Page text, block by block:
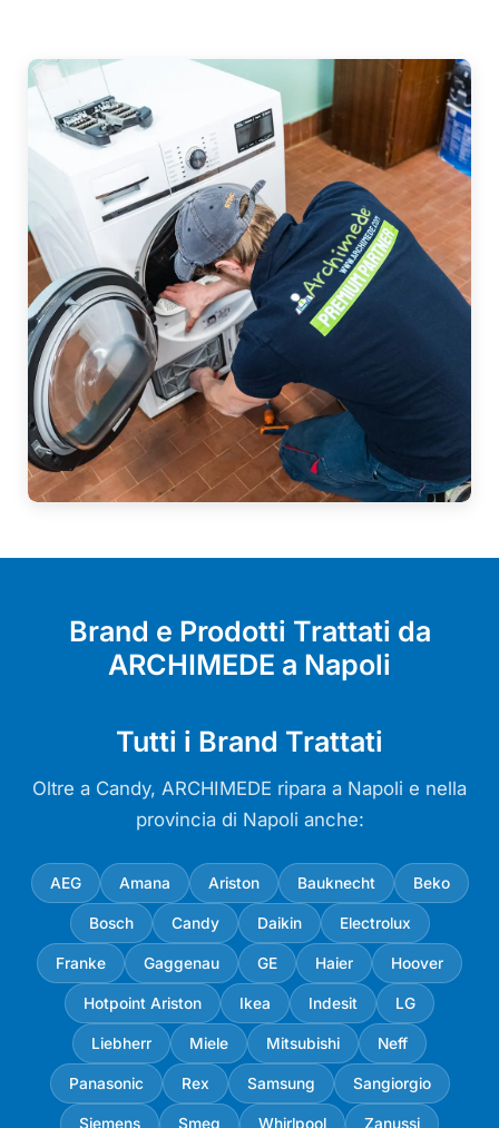
Brand e Prodotti Trattati da
ARCHIMEDE a Napoli
Tutti i Brand Trattati
Oltre a Candy, ARCHIMEDE ripara a Napoli e nella
provincia di Napoli anche:
AEG Amana Ariston Bauknecht Beko
Bosch Candy Daikin Electrolux
Franke Gaggenau GE Haier Hoover
Hotpoint Ariston Ikea Indesit LG
Liebherr Miele Mitsubishi Neff
Panasonic Rex Samsung Sangiorgio
Siemens Smeg Whirlpool Zanussi